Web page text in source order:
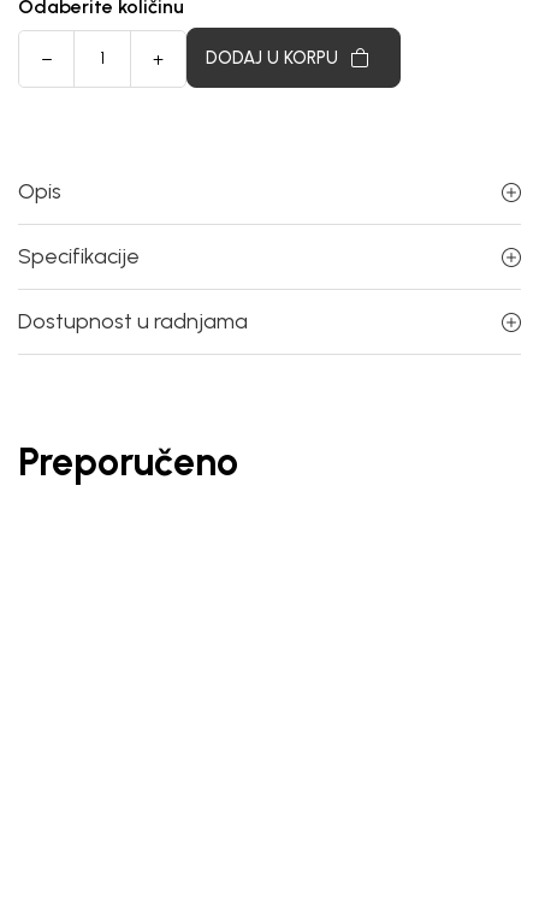
Odaberite količinu
DODAJ U KORPU
Opis
Specifikacije
Dostupnost u radnjama
Preporučeno